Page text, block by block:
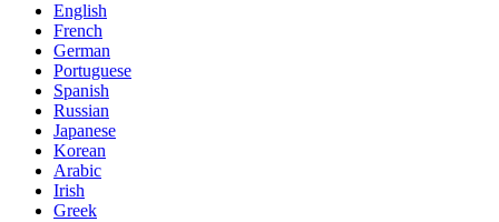
English
French
German
Portuguese
Spanish
Russian
Japanese
Korean
Arabic
Irish
Greek